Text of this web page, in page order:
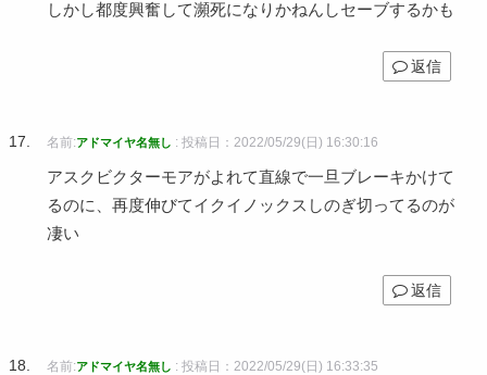
しかし都度興奮して瀕死になりかねんしセーブするかも
返信
名前:アドマイヤ名無し : 投稿日：2022/05/29(日) 16:30:16
アスクビクターモアがよれて直線で一旦ブレーキかけて
るのに、再度伸びてイクイノックスしのぎ切ってるのが
凄い
返信
名前:アドマイヤ名無し : 投稿日：2022/05/29(日) 16:33:35